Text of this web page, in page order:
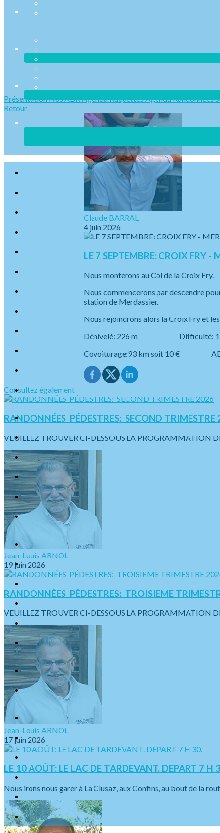
PrésentationNos ABRAgenda RaquettesAgenda Randonnées
Retour
Claude BARRAL
4 juin 2026
LE 7 SEPTEMBRE: CROIX FRY -
Nous monterons au Col de la Croix Fry.
Nous commencerons par descendre
station de Merdassier.
Nous rejoindrons alors la Croix Fry et
Dénivelé: 226 m
Covoiturage:93 km soit 10 € ABR:
Consultez également
RANDONNÉES PÉDESTRES: SECOND TRIMESTRE
VEUILLEZ TROUVER CI-DESSOUS LA PROGRAMMATION
Jean-Louis ARNOL
19 juin 2026
RANDONNÉES PÉDESTRES: TROISIEME
VEUILLEZ TROUVER CI-DESSOUS LA PROGRAMMATION
Jean-Louis ARNOL
17 juin 2026
LE 10 AOÛT: LE LAC DE TARDEVANT. DEPART 7 H
Nous irons nous garer à La Clusaz, aux Confins, au bout de la